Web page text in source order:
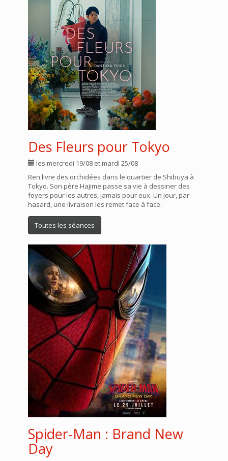
Des Fleurs pour Tokyo
les mercredi 19/08 et mardi 25/08
Ren livre des orchidées dans le quartier de Shibuya à
Tokyo. Son père Hajime passe sa vie à dessiner des
foyers pour les autres, jamais pour eux. Un jour, par
hasard, une livraison les remet face à face.
Toutes les séances
Spider-Man : Brand New
Day